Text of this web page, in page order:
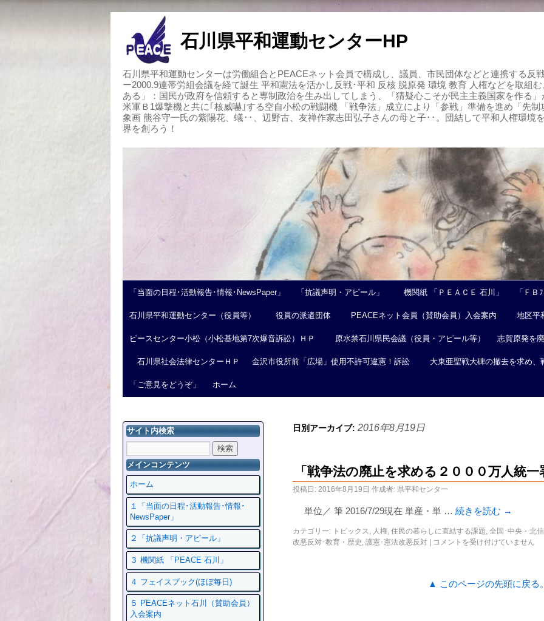
石川県平和運動センターHP
石川県平和運動センターは労働組合とPEACEネット会員で構成し、議員、市民団体などと連携する反
ー2000.9連帯労組会議を経て誕生 平和憲法を活かし反戦･平和 反核 脱原発 環境 教育 人権などを取組
ある」：国民が政府を信頼すると専制政治を生み出してしまう、「猜疑心こそが民主主義国家を作る
米軍Ｂ1爆撃機と共に｢核威嚇｣する空自小松の戦闘機 「戦争法」成立により「参戦」準備を進め「先
象画 熊谷守一氏の紫陽花、蟻･･、辺野古、友禅作家志田弘子さんの母と子･･。団結して平和人権環境
界を創ろう！
「当面の日程･活動報告･情報･NewsPaper」 「抗議声明・アピール」 機関紙 「ＰＥＡＣＥ 石川」 「ＦＢ
石川県平和運動センター（役員等） 役員の派遣団体 PEACEネット会員（賛助会員）入会案内 地区平
ピースセンター小松（小松基地第7次爆音訴訟）ＨＰ 原水禁石川県民会議（役員・アピール等） 志賀原発を
石川県社会法律センターＨＰ 金沢市役所前「広場」使用不許可違憲！訴訟 大東亜聖戦大碑の撤去を求め、
「ご意見をどうぞ」 ホーム
日別アーカイブ: 2016年8月19日
「戦争法の廃止を求める２０００万人統
投稿日: 2016年8月19日 作成者: 県平和センター
単位／ 筆 2016/7/29現在 単産・単 … 続きを読む →
カテゴリー: トピックス, 人権, 住民の暮らしに直結する課題, 全国･中央・北
改悪反対･教育・歴史 , 護憲･憲法改悪反対 コメントを受け付けていません
▲ このページの先頭に戻
サイト内検索
メインコンテンツ
ホーム
１「当面の日程･活動報告･情報･
NewsPaper」
２「抗議声明・アピール」
３ 機関紙 「PEACE 石川」
４ フェイスプック(ほぼ毎日)
５ PEACEネット石川（賛助会員）
入会案内